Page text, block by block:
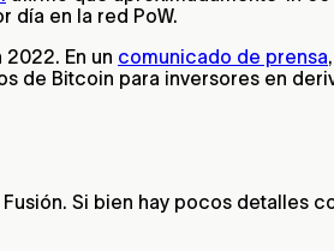
día en la red PoW.
En un comunicado de prensa
de Bitcoin para inversores en
Si bien hay pocos detalles